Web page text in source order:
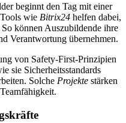
beginnt den Tag mit einer
wie Bitrix24 helfen dabei,
können Auszubildende ihre
Verantwortung übernehmen.
von Safety-First-Prinzipien
sie Sicherheitsstandards
Solche Projekte stärken